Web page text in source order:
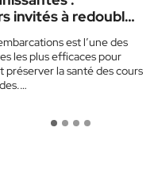
invités à redoubler
est l’une des
les plus efficaces pour
préserver la santé des cours